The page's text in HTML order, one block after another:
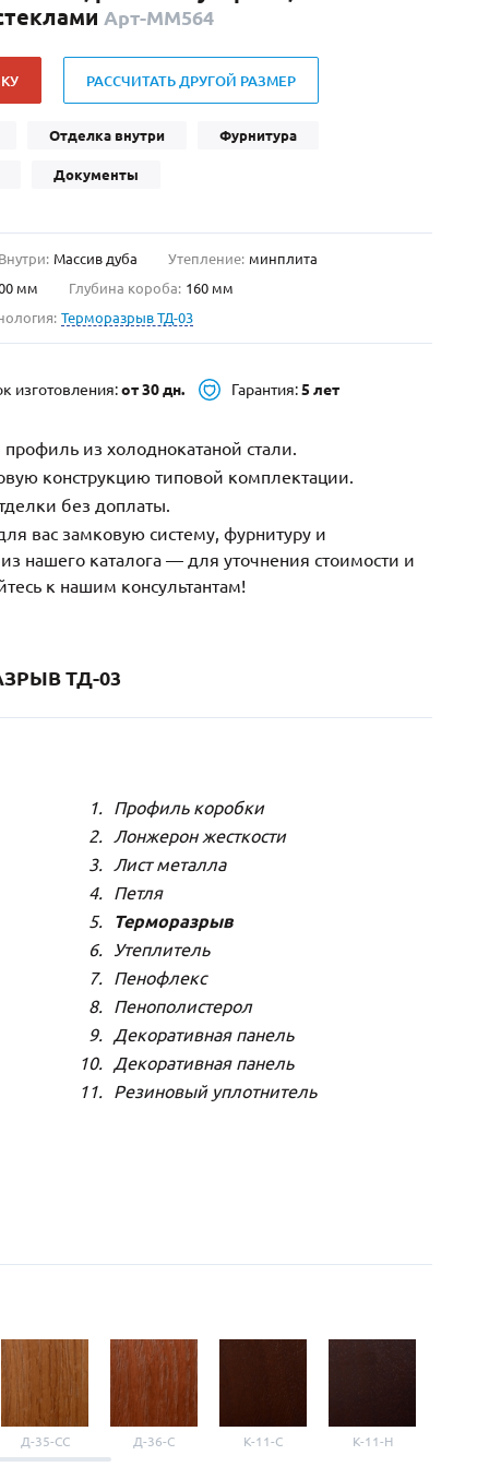
Нестандартные(479)
С фрамугой(265)
4-го класса защиты (499)
Полуторапольные
Арт-ММ564
РАССЧИТАТЬ ДРУГОЙ РАЗМЕР
Отделка внутри Фурнитура
Документы
Внутри: Массив дуба Утепление: минплита
мм Глубина короба: 160 мм
Терморазрыв ТД-03
изготовления:от 30 дн. Гарантия:5 лет
из холоднокатаной стали.
конструкцию типовой комплектации.
без доплаты.
вас замковую систему, фурнитуру и
нашего каталога — для уточнения стоимости и
к нашим консультантам!
ТД-03
Профиль коробки
Лонжерон жесткости
Лист металла
Петля
Терморазрыв
Утеплитель
Пенофлекс
Пенополистерол
Декоративная панель
Декоративная панель
Резиновый уплотнитель
Д-35-СС Д-36-С К-11-С К-11-Н